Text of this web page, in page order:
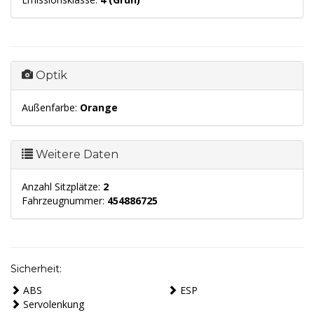
Optik
Außenfarbe: Orange
Weitere Daten
Anzahl Sitzplätze: 2
Fahrzeugnummer: 454886725
Sicherheit:
ABS
ESP
Servolenkung